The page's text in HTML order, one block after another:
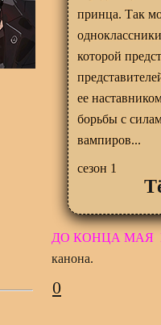
принца. Так
которой
ее
борьбы с
вампиров...
сезон 1
ДО КОНЦА МАЯ
канона.
0